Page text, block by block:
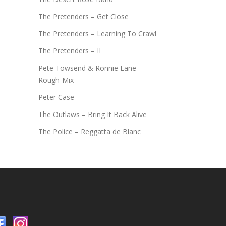
The Pretenders – Get Close
The Pretenders – Learning To Crawl
The Pretenders – II
Pete Towsend & Ronnie Lane –
Rough-Mix
Peter Case
The Outlaws – Bring It Back Alive
The Police – Reggatta de Blanc